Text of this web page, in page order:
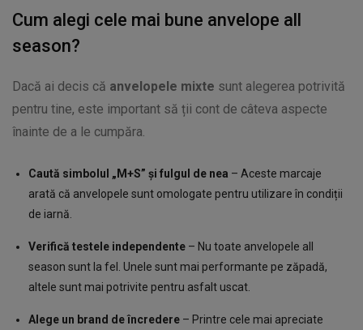
Cum alegi cele mai bune anvelope all
season?
Dacă ai decis că anvelopele mixte sunt alegerea potrivită
pentru tine, este important să ții cont de câteva aspecte
înainte de a le cumpăra.
Caută simbolul „M+S” și fulgul de nea – Aceste marcaje
arată că anvelopele sunt omologate pentru utilizare în condiții
de iarnă.
Verifică testele independente – Nu toate anvelopele all
season sunt la fel. Unele sunt mai performante pe zăpadă,
altele sunt mai potrivite pentru asfalt uscat.
Alege un brand de încredere – Printre cele mai apreciate